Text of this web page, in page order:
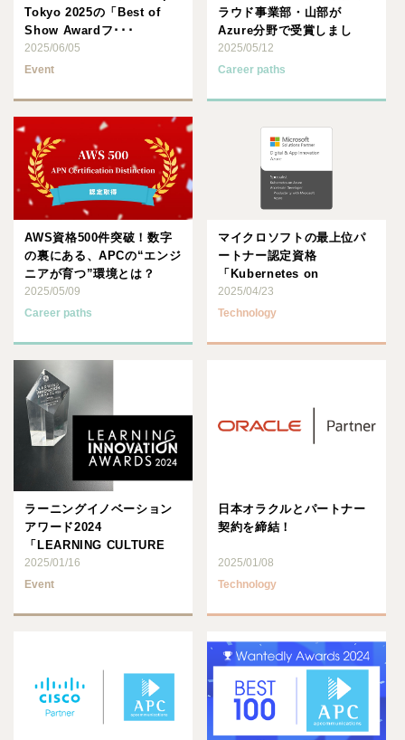
Tokyo 2025の「Best of
Show Awardフ･･･
2025/06/05
Event
ラウド事業部・山部が
Azure分野で受賞しまし
た！
2025/05/12
Career paths
AWS資格500件突破！数字
の裏にある、APCの“エンジ
ニアが育つ”環境とは？
2025/05/09
Career paths
マイクロソフトの最上位パ
ートナー認定資格
「Kubernetes on
Microsoft Azure･･･
2025/04/23
Technology
ラーニングイノベーション
アワード2024
「LEARNING CULTURE
賞」を受賞
2025/01/16
Event
日本オラクルとパートナー
契約を締結！
2025/01/08
Technology